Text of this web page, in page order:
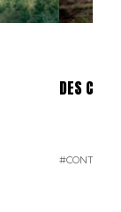
DES
#CONTRATS